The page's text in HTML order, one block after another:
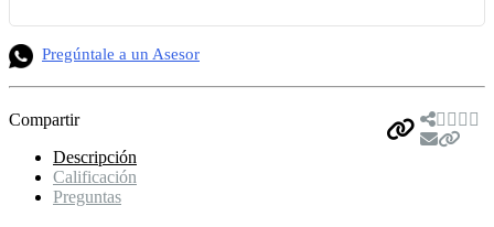
Pregúntale a un Asesor
Compartir
Descripción
Calificación
Preguntas